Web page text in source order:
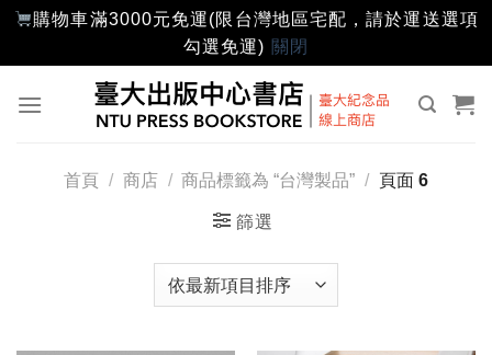
購物車滿3000元免運(限台灣地區宅配，請於運送選項
勾選免運) 關閉
首頁 / 商店 / 商品標籤為 “台灣製品” / 頁面 6
篩選